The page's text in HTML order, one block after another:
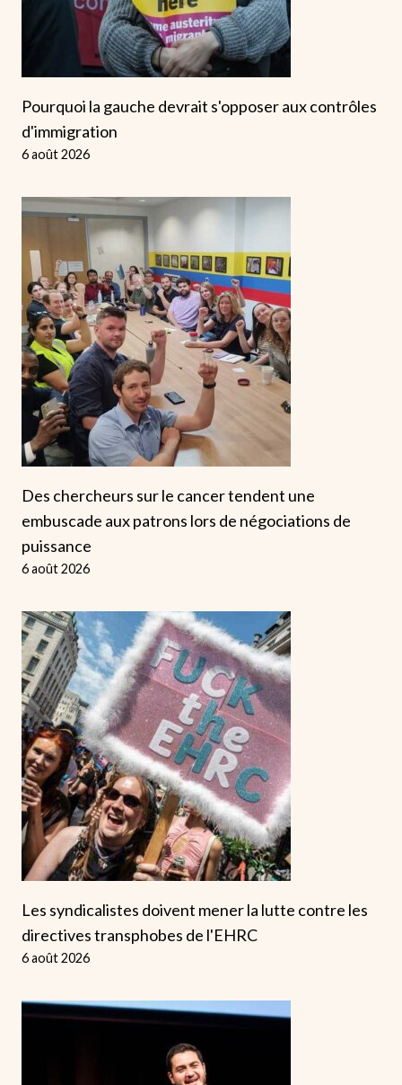
Pourquoi la gauche devrait s'opposer aux contrôles
d'immigration
6 août 2026
Des chercheurs sur le cancer tendent une
embuscade aux patrons lors de négociations de
puissance
6 août 2026
Les syndicalistes doivent mener la lutte contre les
directives transphobes de l'EHRC
6 août 2026